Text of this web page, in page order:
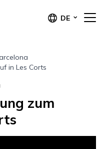
DE
in Les Corts
zum